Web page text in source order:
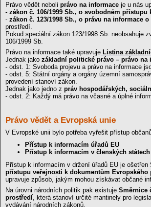
Právo vědět neboli právo na informace je u nás
- zákon č. 106/1999 Sb., o svobodném přístupu
- zákon č. 123/1998 Sb., o právu na informace
prostředí.
Pokud speciální zákon 123/1998 Sb. neobsahuje
106/1999 Sb.
Právo na informace také upravuje Listina
Jednak jako základní politické právo – právo na
- odst. 1: Svoboda projevu a právo na informace
- odst. 5: Státní orgány a orgány územní
provedení stanoví zákon.
Jednak jako jedno z práv hospodářských,
- odst. 2: Každý má právo na včasné a úplné
Právo vědět a Evropská unie
V Evropské unii bylo potřeba vyřešit přístup
Přístup k informacím úřadů EU
Přístup k informacím v členských státech
Přístup k informacím v držení úřadů EU je ošetřen
přístupu veřejnosti k dokumentům
upravuje způsob, jakým mohou získávat občané
Na úrovni národních politik pak existuje Směrnice
prostředí , která stanoví určité mantinely pro
vydávání národních zákonů.